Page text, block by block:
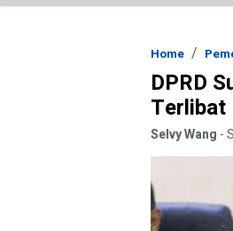
Home
DPRD
Terlibat
Selvy Wang -